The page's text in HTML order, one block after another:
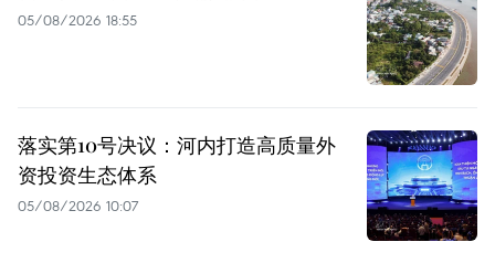
05/08/2026 18:55
落实第10号决议：河内打造高质量外
资投资生态体系
05/08/2026 10:07